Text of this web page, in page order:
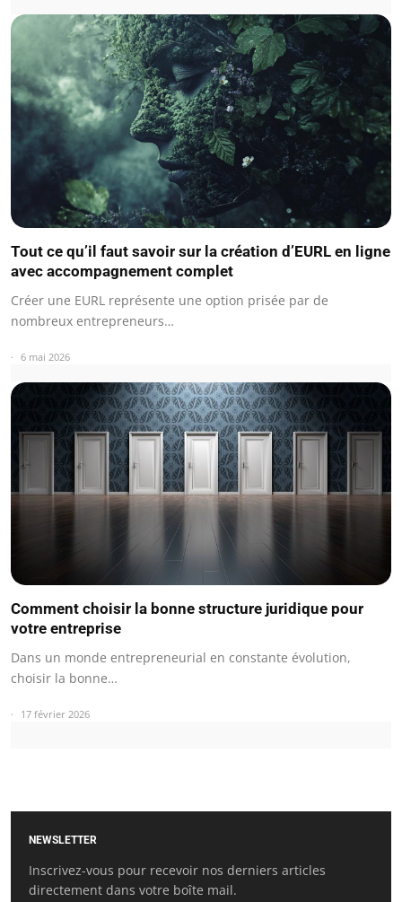
Tout ce qu’il faut savoir sur la création d’EURL en ligne
avec accompagnement complet
Créer une EURL représente une option prisée par de
nombreux entrepreneurs…
6 mai 2026
Comment choisir la bonne structure juridique pour
votre entreprise
Dans un monde entrepreneurial en constante évolution,
choisir la bonne…
17 février 2026
NEWSLETTER
Inscrivez-vous pour recevoir nos derniers articles
directement dans votre boîte mail.